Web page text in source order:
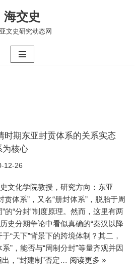
海交史
文史研究动态网
时期东亚封贡体系的关系实态
核心
12-26
文化学院教授，研究方向：东亚
贡体系”，又名“册封体系”，脱胎于周
的“分封”制度原理。然而，这里有两
史分期争论中看似真确的“秦汉以降
“天下”背景下的跨境体制？其二，
”，能否与“周制分封”等量齐观并因
，“封建制”否定… 阅读更多 »